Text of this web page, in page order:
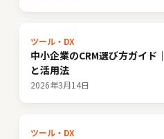
ツール・DX
中小企業のCRM選び方ガイド
と活用法
2026年3月14日
ツール・DX